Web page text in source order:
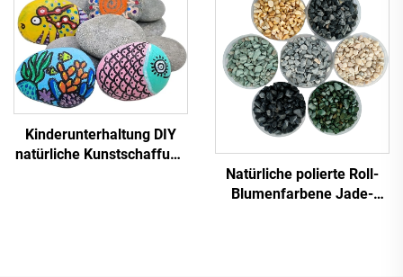
Gartengestaltung Steine
Kinderunterhaltung DIY
natürliche Kunstschaffung
Natürliche polierte Roll-
Blumenfarbene Jade-